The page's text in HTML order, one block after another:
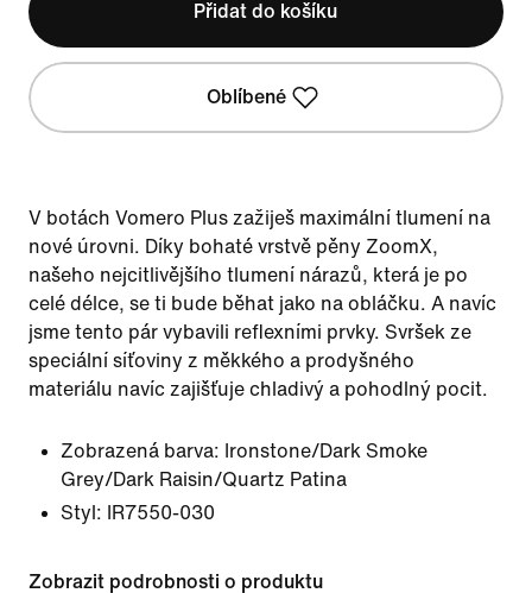
Přidat do košíku
Oblíbené
V botách Vomero Plus zažiješ maximální tlumení na
nové úrovni. Díky bohaté vrstvě pěny ZoomX,
našeho nejcitlivějšího tlumení nárazů, která je po
celé délce, se ti bude běhat jako na obláčku. A navíc
jsme tento pár vybavili reflexními prvky. Svršek ze
speciální síťoviny z měkkého a prodyšného
materiálu navíc zajišťuje chladivý a pohodlný pocit.
Zobrazená barva: Ironstone/Dark Smoke
Grey/Dark Raisin/Quartz Patina
Styl:
IR7550-030
Zobrazit podrobnosti o produktu